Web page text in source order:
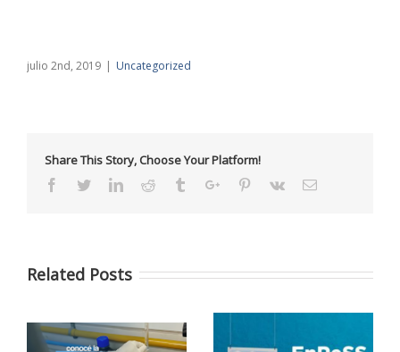
julio 2nd, 2019 | Uncategorized
Share This Story, Choose Your Platform!
Facebook
TwitterLinkedinReddit TumblrGoogle+Pinterest
Vk Email
Related Posts